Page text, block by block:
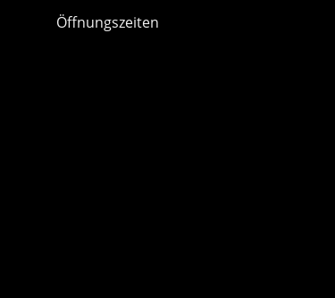
Öffnungszeiten